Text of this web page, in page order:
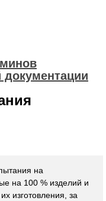
документации
на
на 100 % изделий и
изготовления, за